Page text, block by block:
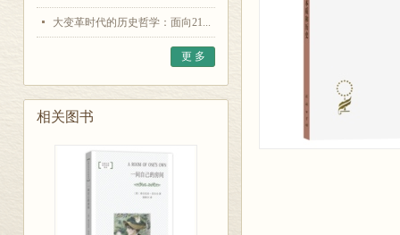
大变革时代的历史哲学：面向21...
更 多
相关图书